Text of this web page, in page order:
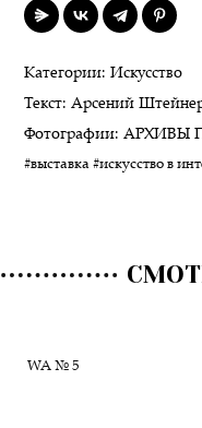
Категории:Искусство
Текст:Арсений
Фотографии:АРХИВЫ
#выставка #искусство в
WA № 5